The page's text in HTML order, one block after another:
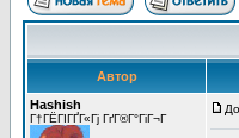
Автор
Hashish
Г†ГЁГІГҐГ«Гј ГґГ®Г°ГіГ¬Г